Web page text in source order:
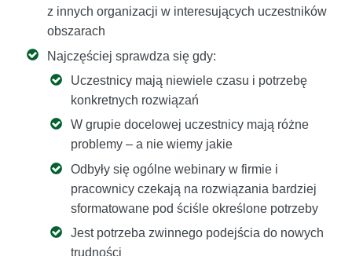
z innych organizacji w interesujących uczestników
obszarach
Najczęściej sprawdza się gdy:
Uczestnicy mają niewiele czasu i potrzebę
konkretnych rozwiązań
W grupie docelowej uczestnicy mają różne
problemy – a nie wiemy jakie
Odbyły się ogólne webinary w firmie i
pracownicy czekają na rozwiązania bardziej
sformatowane pod ściśle określone potrzeby
Jest potrzeba zwinnego podejścia do nowych
trudności